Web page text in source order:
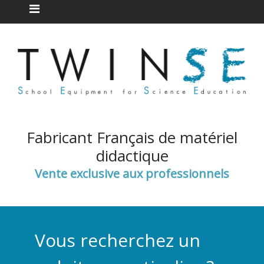
Fabricant Français de matériel
didactique
Vente exclusive aux professionnels
Vous recherchez un